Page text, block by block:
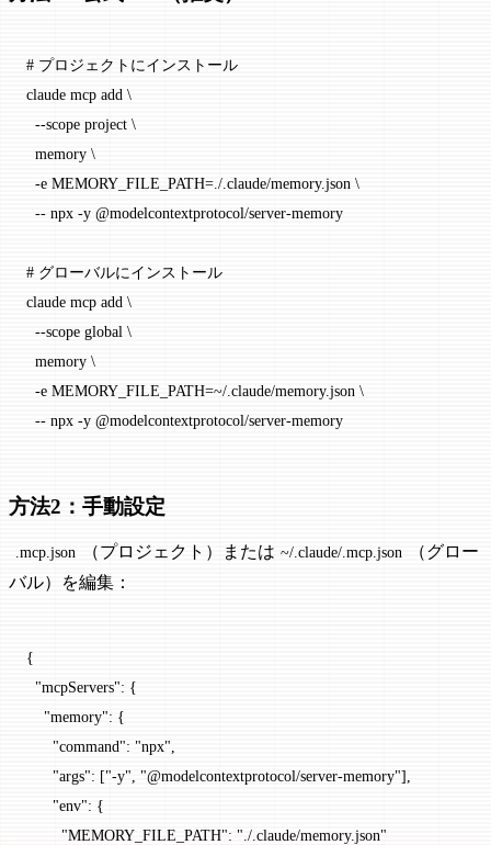
# プロジェクトにインストール
claude mcp add \
  --scope
project \
  memory
\
  -e
MEMORY_FILE_PATH=./.claude/memory.json \
  --
npx -y @modelcontextprotocol/server-memory
# グローバルにインストール
claude mcp add \
  --scope
global \
  memory
\
  -e
MEMORY_FILE_PATH=~/.claude/memory.json \
  --
npx -y @modelcontextprotocol/server-memory
方法2：手動設定
.mcp.json （プロジェクト）または ~/.claude/.mcp.json
（グロー
バル）を編集：
{
  "mcpServers"
: {
    "memory"
: {
      "command"
: "npx"
      "args"
: ["-y" "@modelcontextprotocol/server-memory"],
      "env"
: {
        "MEMORY_FILE_PATH"
: "./.claude/memory.json"